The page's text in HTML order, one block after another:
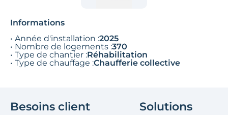
Informations
• Année d'installation :2025
• Nombre de logements :370
• Type de chantier :Réhabilitation
• Type de chauffage :Chaufferie collective
Besoins client
Solutions